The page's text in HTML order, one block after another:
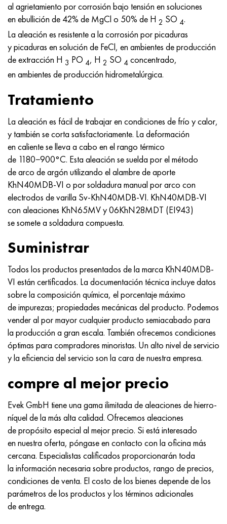
al agrietamiento por corrosión bajo tensión en soluciones
en ebullición de 42% de MgCl o 50% de H 2 SO 4.
La aleación es resistente a la corrosión por picaduras
y picaduras en solución de FeCl, en ambientes de producción
de extracción H 3 PO 4, H 2 SO 4 concentrado,
en ambientes de producción hidrometalúrgica.
Tratamiento
La aleación es fácil de trabajar en condiciones de frío y calor,
y también se corta satisfactoriamente. La deformación
en caliente se lleva a cabo en el rango térmico
de 1180−900°C. Esta aleación se suelda por el método
de arco de argón utilizando el alambre de aporte
KhN40MDB-VI o por soldadura manual por arco con
electrodos de varilla Sv-KhN40MDB-VI. KhN40MDB-VI
con aleaciones KhN65MV y 06KhN28MDT (EI943)
se somete a soldadura compuesta.
Suministrar
Todos los productos presentados de la marca KhN40MDB-
VI están certificados. La documentación técnica incluye datos
sobre la composición química, el porcentaje máximo
de impurezas; propiedades mecánicas del producto. Podemos
vender al por mayor cualquier producto semiacabado para
la producción a gran escala. También ofrecemos condiciones
óptimas para compradores minoristas. Un alto nivel de servicio
y la eficiencia del servicio son la cara de nuestra empresa.
compre al mejor precio
Evek GmbH tiene una gama ilimitada de aleaciones de hierro-
níquel de la más alta calidad. Ofrecemos aleaciones
de propósito especial al mejor precio. Si está interesado
en nuestra oferta, póngase en contacto con la oficina más
cercana. Especialistas calificados proporcionarán toda
la información necesaria sobre productos, rango de precios,
condiciones de venta. El costo de los bienes depende de los
parámetros de los productos y los términos adicionales
de entrega.